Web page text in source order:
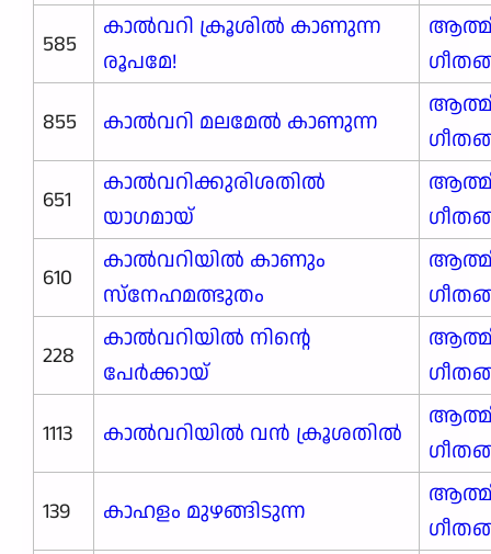
585
കാൽവറി ക്രൂശിൽ കാണുന്ന
രൂപമേ!
855
കാൽവറി മലമേൽ കാണുന്ന
651
കാൽവറിക്കുരിശതിൽ
യാഗമായ്
610
കാൽവറിയിൽ കാണും
സ്നേഹമത്ഭുതം
228
കാൽവറിയിൽ നിന്റെ
പേർക്കായ്
1113
കാൽവറിയിൽ വൻ ക്രൂശതിൽ
139
കാഹളം മുഴങ്ങിടുന്ന